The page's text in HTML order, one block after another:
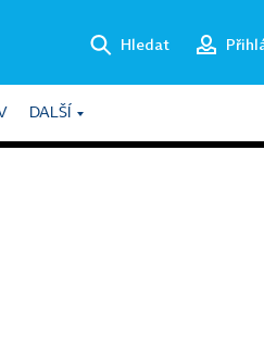
Hledat
DALŠÍ